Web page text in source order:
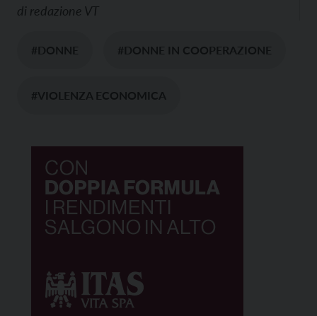
di redazione VT
#DONNE #DONNE IN COOPERAZIONE
#VIOLENZA ECONOMICA